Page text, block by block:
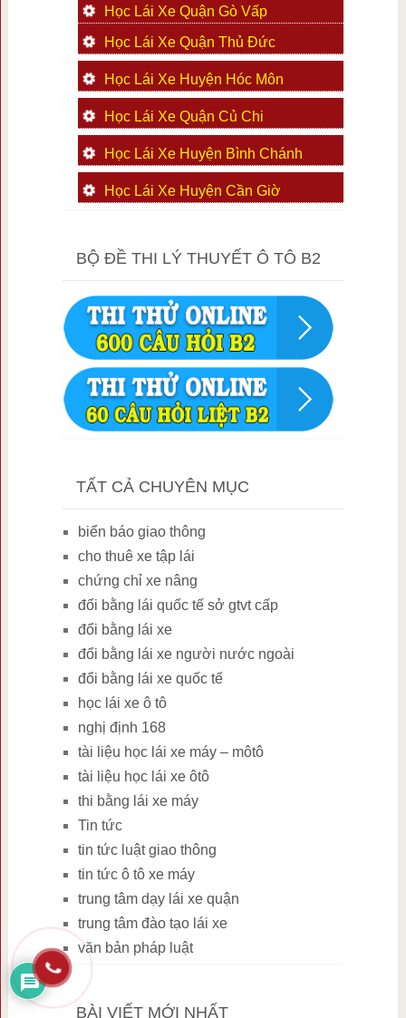
Học Lái Xe Quận Gò Vấp
Học Lái Xe Quận Thủ Đức
Học Lái Xe Huyện Hóc Môn
Học Lái Xe Quận Củ Chi
Học Lái Xe Huyện Bình Chánh
Học Lái Xe Huyện Cần Giờ
BỘ ĐỀ THI LÝ THUYẾT Ô TÔ B2
TẤT CẢ CHUYÊN MỤC
biển báo giao thông
cho thuê xe tập lái
chứng chỉ xe nâng
đổi bằng lái quốc tế sở gtvt cấp
đổi bằng lái xe
đổi bằng lái xe người nước ngoài
đổi bằng lái xe quốc tế
học lái xe ô tô
nghị định 168
tài liệu học lái xe máy – môtô
tài liệu học lái xe ôtô
thi bằng lái xe máy
Tin tức
tin tức luật giao thông
tin tức ô tô xe máy
trung tâm dạy lái xe quận
trung tâm đào tạo lái xe
văn bản pháp luật
BÀI VIẾT MỚI NHẤT